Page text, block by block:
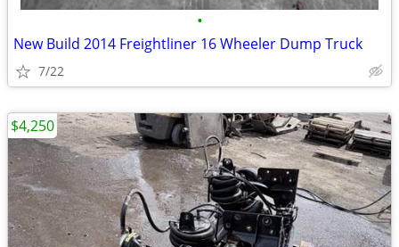
•
New Build 2014 Freightliner 16 Wheeler Dump Truck
7/22
$4,250